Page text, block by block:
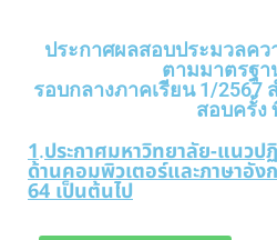
ประกาศผลสอบประมวลค
ตามมาตรฐา
รอบกลางภาคเรียน 1/2567
สอบครั้ง
1.ประกาศมหาวิทยาลัย-แนวป
ด้านคอมพิวเตอร์และภาษาอั
64 เป็นต้นไป